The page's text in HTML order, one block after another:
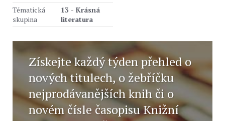
Tématická
skupina
13 - Krásná
literatura
Získejte každý týden přehled o
nových titulech, o žebříčku
nejprodávanějších knih či o
novém čísle časopisu Knižní